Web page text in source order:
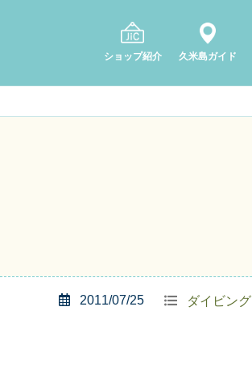
ショップ紹介 久米島ガイド
ダイビング
2011/07/25